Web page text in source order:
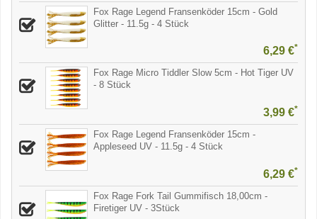
Fox Rage Legend Fransenköder 15cm - Gold
Glitter - 11.5g - 4 Stück
6,29 €*
Fox Rage Micro Tiddler Slow 5cm - Hot Tiger UV
- 8 Stück
3,99 €*
Fox Rage Legend Fransenköder 15cm -
Appleseed UV - 11.5g - 4 Stück
6,29 €*
Fox Rage Fork Tail Gummifisch 18,00cm -
Firetiger UV - 3Stück